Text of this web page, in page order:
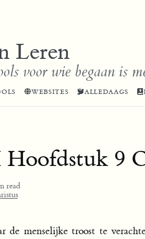
Leren
voor wie begaan is
WEBSITES ALLEDAAGS
9
read
de menselijke troost te